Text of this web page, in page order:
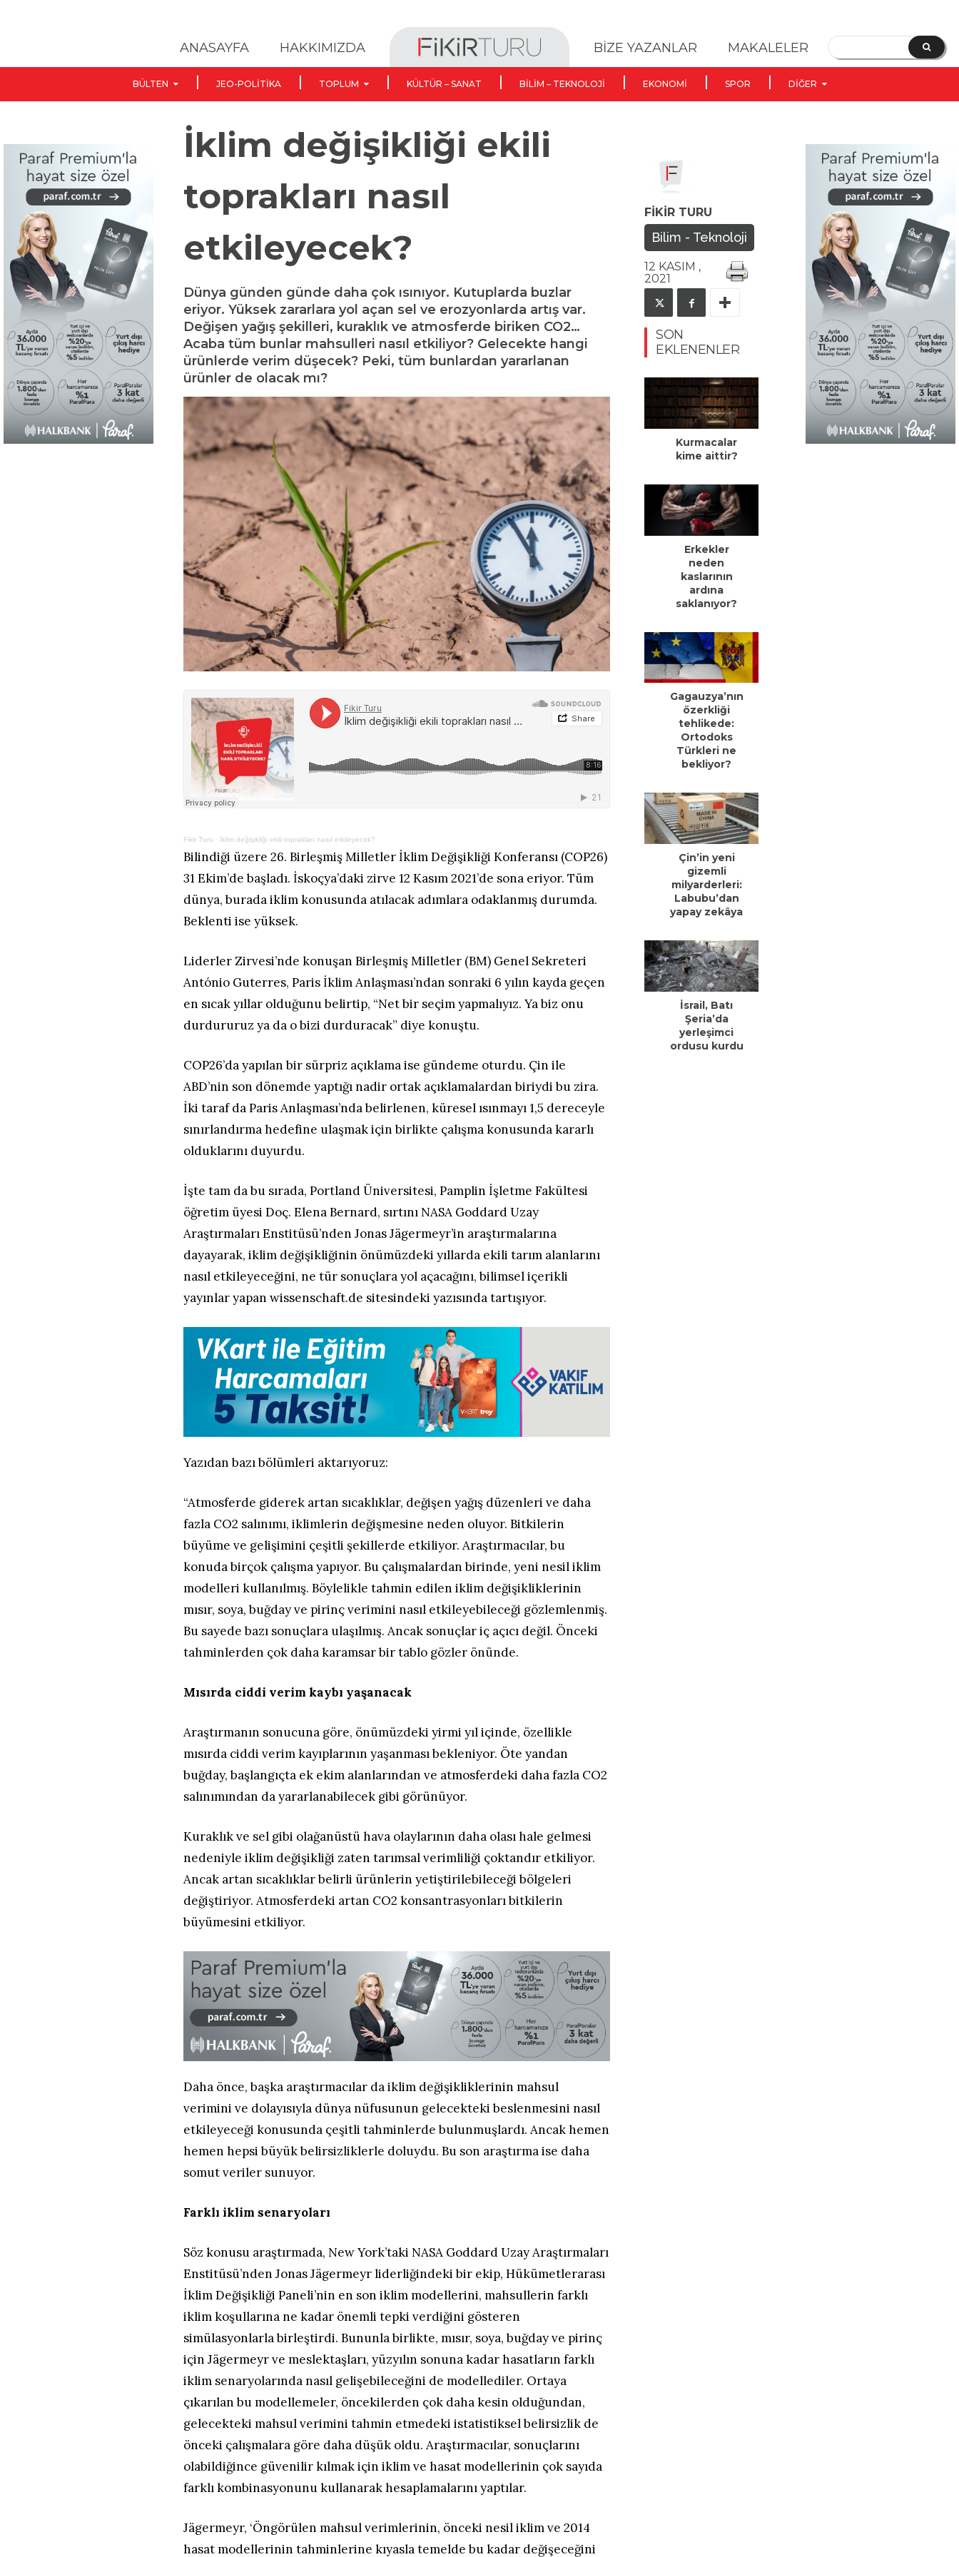
ANASAYFA HAKKIMIZDA BİZE YAZANLAR MAKALELER
BÜLTEN JEO-POLITIKA TOPLUM KÜLTÜR – SANAT BILIM – TEKNOLOJI EKONOMI SPOR DIĞER
İklim değişikliği ekili
toprakları nasıl
etkileyecek?
Dünya günden günde daha çok ısınıyor. Kutuplarda buzlar
eriyor. Yüksek zararlara yol açan sel ve erozyonlarda artış var.
Değişen yağış şekilleri, kuraklık ve atmosferde biriken CO2…
Acaba tüm bunlar mahsulleri nasıl etkiliyor? Gelecekte hangi
ürünlerde verim düşecek? Peki, tüm bunlardan yararlanan
ürünler de olacak mı?
Fikir Turu · İklim değişikliği ekili toprakları nasıl etkileyecek?
Bilindiği üzere 26. Birleşmiş Milletler İklim Değişikliği Konferansı (COP26)
31 Ekim’de başladı. İskoçya’daki zirve 12 Kasım 2021’de sona eriyor. Tüm
dünya, burada iklim konusunda atılacak adımlara odaklanmış durumda.
Beklenti ise yüksek.
Liderler Zirvesi’nde konuşan Birleşmiş Milletler (BM) Genel Sekreteri
António Guterres, Paris İklim Anlaşması’ndan sonraki 6 yılın kayda geçen
en sıcak yıllar olduğunu belirtip, “Net bir seçim yapmalıyız. Ya biz onu
durdururuz ya da o bizi durduracak” diye konuştu.
COP26’da yapılan bir sürpriz açıklama ise gündeme oturdu. Çin ile
ABD’nin son dönemde yaptığı nadir ortak açıklamalardan biriydi bu zira.
İki taraf da Paris Anlaşması’nda belirlenen, küresel ısınmayı 1,5 dereceyle
sınırlandırma hedefine ulaşmak için birlikte çalışma konusunda kararlı
olduklarını duyurdu.
İşte tam da bu sırada, Portland Üniversitesi, Pamplin İşletme Fakültesi
öğretim üyesi Doç. Elena Bernard, sırtını NASA Goddard Uzay
Araştırmaları Enstitüsü’nden Jonas Jägermeyr’in araştırmalarına
dayayarak, iklim değişikliğinin önümüzdeki yıllarda ekili tarım alanlarını
nasıl etkileyeceğini, ne tür sonuçlara yol açacağını, bilimsel içerikli
yayınlar yapan wissenschaft.de sitesindeki yazısında tartışıyor.
Yazıdan bazı bölümleri aktarıyoruz:
“Atmosferde giderek artan sıcaklıklar, değişen yağış düzenleri ve daha
fazla CO2 salınımı, iklimlerin değişmesine neden oluyor. Bitkilerin
büyüme ve gelişimini çeşitli şekillerde etkiliyor. Araştırmacılar, bu
konuda birçok çalışma yapıyor. Bu çalışmalardan birinde, yeni nesil iklim
modelleri kullanılmış. Böylelikle tahmin edilen iklim değişikliklerinin
mısır, soya, buğday ve pirinç verimini nasıl etkileyebileceği gözlemlenmiş.
Bu sayede bazı sonuçlara ulaşılmış. Ancak sonuçlar iç açıcı değil. Önceki
tahminlerden çok daha karamsar bir tablo gözler önünde.
Mısırda ciddi verim kaybı yaşanacak
Araştırmanın sonucuna göre, önümüzdeki yirmi yıl içinde, özellikle
mısırda ciddi verim kayıplarının yaşanması bekleniyor. Öte yandan
buğday, başlangıçta ek ekim alanlarından ve atmosferdeki daha fazla CO2
salınımından da yararlanabilecek gibi görünüyor.
Kuraklık ve sel gibi olağanüstü hava olaylarının daha olası hale gelmesi
nedeniyle iklim değişikliği zaten tarımsal verimliliği çoktandır etkiliyor.
Ancak artan sıcaklıklar belirli ürünlerin yetiştirilebileceği bölgeleri
değiştiriyor. Atmosferdeki artan CO2 konsantrasyonları bitkilerin
büyümesini etkiliyor.
Daha önce, başka araştırmacılar da iklim değişikliklerinin mahsul
verimini ve dolayısıyla dünya nüfusunun gelecekteki beslenmesini nasıl
etkileyeceği konusunda çeşitli tahminlerde bulunmuşlardı. Ancak hemen
hemen hepsi büyük belirsizliklerle doluydu. Bu son araştırma ise daha
somut veriler sunuyor.
Farklı iklim senaryoları
Söz konusu araştırmada, New York’taki NASA Goddard Uzay Araştırmaları
Enstitüsü’nden Jonas Jägermeyr liderliğindeki bir ekip, Hükümetlerarası
İklim Değişikliği Paneli’nin en son iklim modellerini, mahsullerin farklı
iklim koşullarına ne kadar önemli tepki verdiğini gösteren
simülasyonlarla birleştirdi. Bununla birlikte, mısır, soya, buğday ve pirinç
için Jägermeyr ve meslektaşları, yüzyılın sonuna kadar hasatların farklı
iklim senaryolarında nasıl gelişebileceğini de modellediler. Ortaya
çıkarılan bu modellemeler, öncekilerden çok daha kesin olduğundan,
gelecekteki mahsul verimini tahmin etmedeki istatistiksel belirsizlik de
önceki çalışmalara göre daha düşük oldu. Araştırmacılar, sonuçlarını
olabildiğince güvenilir kılmak için iklim ve hasat modellerinin çok sayıda
farklı kombinasyonunu kullanarak hesaplamalarını yaptılar.
Jägermeyr, ‘Öngörülen mahsul verimlerinin, önceki nesil iklim ve 2014
hasat modellerinin tahminlerine kıyasla temelde bu kadar değişeceğini
FIKIR TURU
Bilim - Teknoloji
12 KASIM ,
2021
SON
EKLENENLER
Kurmacalar
kime aittir?
Erkekler
neden
kaslarının
ardına
saklanıyor?
Gagauzya’nın
özerkliği
tehlikede:
Ortodoks
Türkleri ne
bekliyor?
Çin’in yeni
gizemli
milyarderleri:
Labubu’dan
yapay zekâya
İsrail, Batı
Şeria’da
yerleşimci
ordusu kurdu